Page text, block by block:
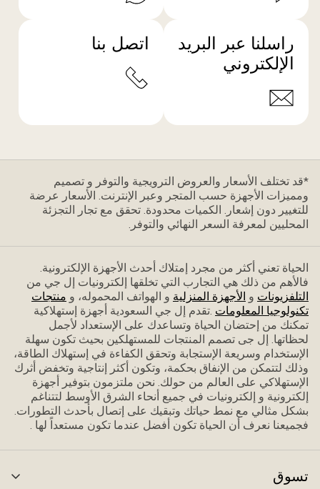
راسلنا عبر البريد
الإلكتروني
اتصل بنا
*قد تختلف الأسعار والعروض الترويجية والتوفر و تصميم
ومميزات الأجهزة حسب المتجر وعبر الإنترنت. الأسعار عرضة
للتغيير دون إشعار. الكميات محدودة. تحقق مع تجار التجزئة
المحليين لمعرفة السعر النهائي والتوفر.
الحياة تعني أكثر من مجرد إمتلاك أحدث الأجهزة الإلكترونية.
فاﻷهم من ذلك هي التجارب التي تخلقها إلكترونيات إل جي من
التلفزيونات و الأجهزة المنزلية و الهواتف المحموله، و منتجات
تكنولوجيا المعلومات .تقدم إل جي السعودية أجهزة إستهلاكية
تمكنك من إحتضان الحياة وتساعدك على الإستعداد ﻷجمل
لحظاتها. إل جى تصمم المنتجات للمستهلكين بحيث تكون سهلة
الإستخدام وسريعة الإستجابة وتحقق الكفاءة في إستهلاك الطاقة،
وذلك لتتمكن من الإنفاق بحكمة، وتكون أكثر إنتاجية وتخفض أثرك
الإستهلاكي على العالم من حولك. نحن ملتزمون بتوفير أجهزة
إلكترونية و إلكترونيات في جميع أنحاء الشرق الأوسط لتتناغم
بشكل مثالي مع نمط حياتك وتبقيك على إتصال بأحدث التطورات.
فجميعنا نعرف أن الحياة تكون أفضل عندما تكون مستعداً لها .
تسوق